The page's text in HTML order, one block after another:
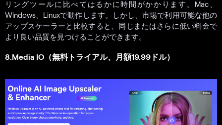
リングツールに比べてはるかに時間がかかります。Mac、
Windows、Linuxで動作します。しかし、市場で利用可能な他の
アップスケーラーと比較すると、同じまたはさらに低い料金で
より良い品質を見つけることができます。
8.Media IO（無料トライアル、月額19.99ドル）